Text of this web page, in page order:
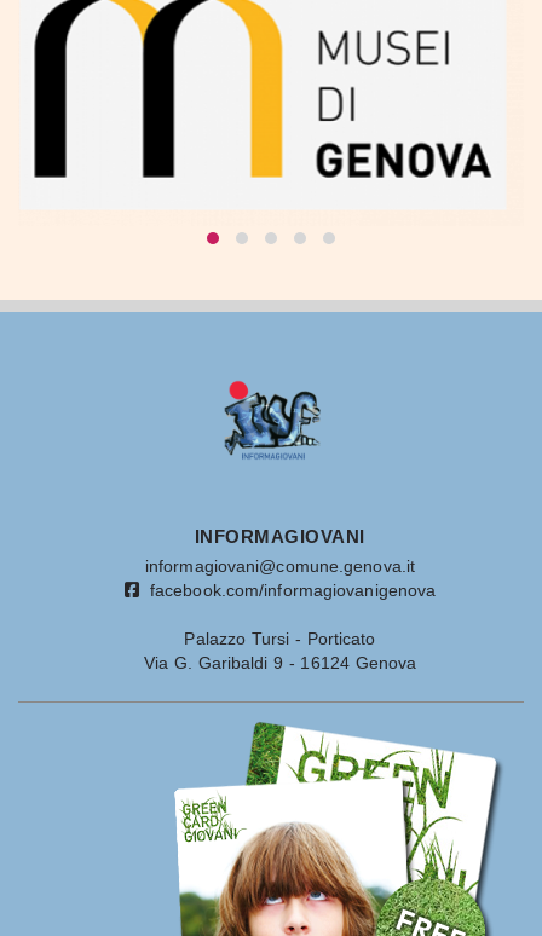
INFORMAGIOVANI
informagiovani@comune.genova.it
facebook.com/informagiovanigenova
Palazzo Tursi - Porticato
Via G. Garibaldi 9 - 16124 Genova